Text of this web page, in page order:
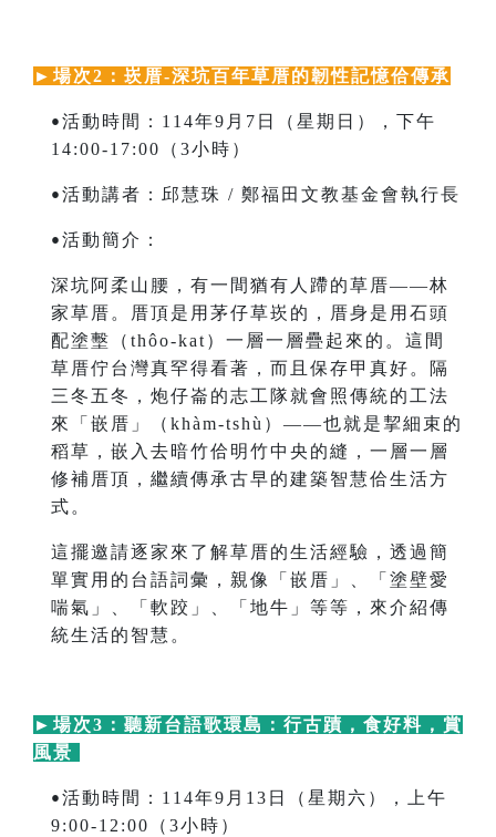
► 場次2：崁厝-深坑百年草厝的韌性記憶佮傳承
•活動時間：114年9月7日（星期日），下午
14:00-17:00（3小時）
•活動講者：邱慧珠 / 鄭福田文教基金會執行長
•活動簡介：
深坑阿柔山腰，有一間猶有人蹛的草厝——林
家草厝。厝頂是用茅仔草崁的，厝身是用石頭
配塗墼（thôo-kat）一層一層疊起來的。這間
草厝佇台灣真罕得看著，而且保存甲真好。隔
三冬五冬，炮仔崙的志工隊就會照傳統的工法
來「嵌厝」（khàm-tshù）——也就是挈細束的
稻草，嵌入去暗竹佮明竹中央的縫，一層一層
修補厝頂，繼續傳承古早的建築智慧佮生活方
式。
這擺邀請逐家來了解草厝的生活經驗，透過簡
單實用的台語詞彙，親像「嵌厝」、「塗壁愛
喘氣」、「軟跤」、「地牛」等等，來介紹傳
統生活的智慧。
► 場次3：聽新台語歌環島：行古蹟，食好料，賞
風景
•活動時間：114年9月13日（星期六），上午
9:00-12:00（3小時）